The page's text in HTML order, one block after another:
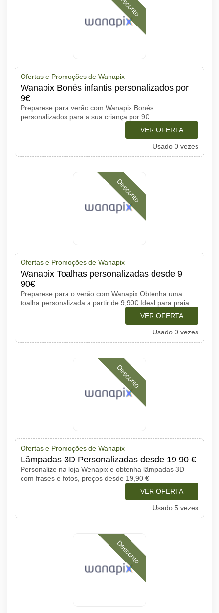
Ofertas e Promoções de Wanapix
Wanapix Bonés infantis personalizados por
9€
Preparese para verão com Wanapix Bonés
personalizados para a sua criança por 9€
VER OFERTA
Usado 0 vezes
Desconto
Ofertas e Promoções de Wanapix
Wanapix Toalhas personalizadas desde 9
90€
Preparese para o verão com Wanapix Obtenha uma
toalha personalizada a partir de 9,90€ Ideal para praia
VER OFERTA
Usado 0 vezes
Desconto
Ofertas e Promoções de Wanapix
Lâmpadas 3D Personalizadas desde 19 90 €
Personalize na loja Wenapix e obtenha lâmpadas 3D
com frases e fotos, preços desde 19,90 €
VER OFERTA
Usado 5 vezes
Desconto